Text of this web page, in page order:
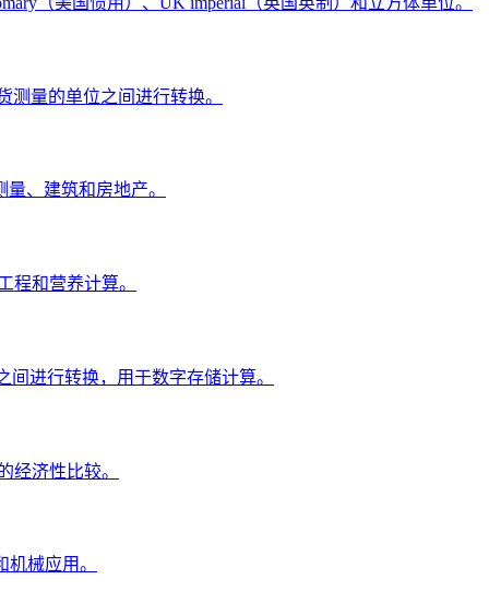
量的单位之间进行转换。
、建筑和房地产。
程和营养计算。
进行转换，用于数字存储计算。
经济性比较。
械应用。